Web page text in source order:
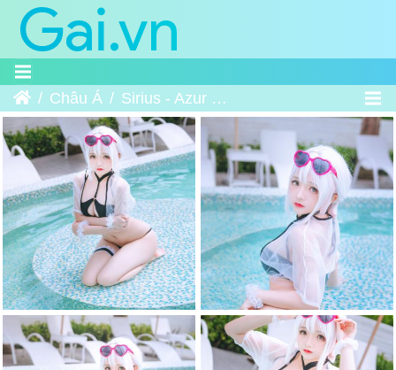
Trang chủ
Châu Á Sirius - Azur Lane